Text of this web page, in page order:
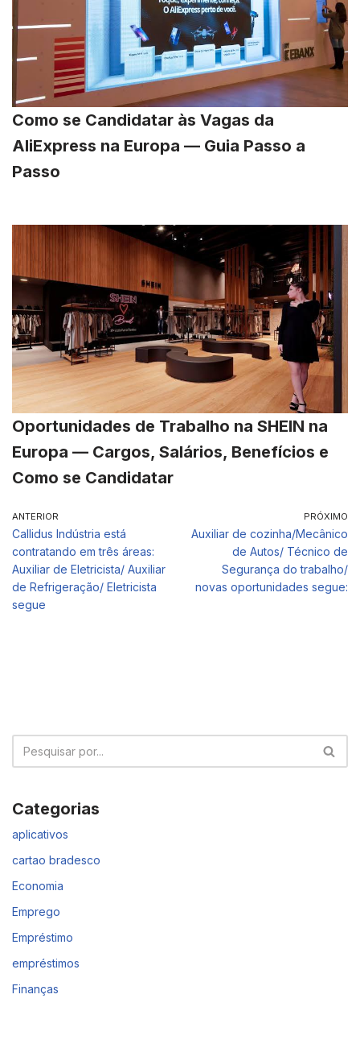
Como se Candidatar às Vagas da
AliExpress na Europa — Guia Passo a
Passo
Oportunidades de Trabalho na SHEIN na
Europa — Cargos, Salários, Benefícios e
Como se Candidatar
ANTERIOR
Callidus Indústria está
contratando em três áreas:
Auxiliar de Eletricista/ Auxiliar
de Refrigeração/ Eletricista
segue
PRÓXIMO
Auxiliar de cozinha/Mecânico
de Autos/ Técnico de
Segurança do trabalho/
novas oportunidades segue:
Categorias
aplicativos
cartao bradesco
Economia
Emprego
Empréstimo
empréstimos
Finanças